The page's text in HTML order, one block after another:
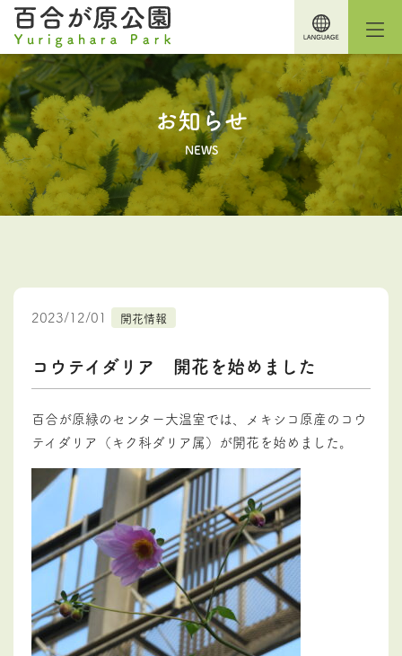
お知らせ
NEWS
2023/12/01 開花情報
コウテイダリア 開花を始めました
百合が原緑のセンター大温室では、メキシコ原産のコウ
テイダリア（キク科ダリア属）が開花を始めました。